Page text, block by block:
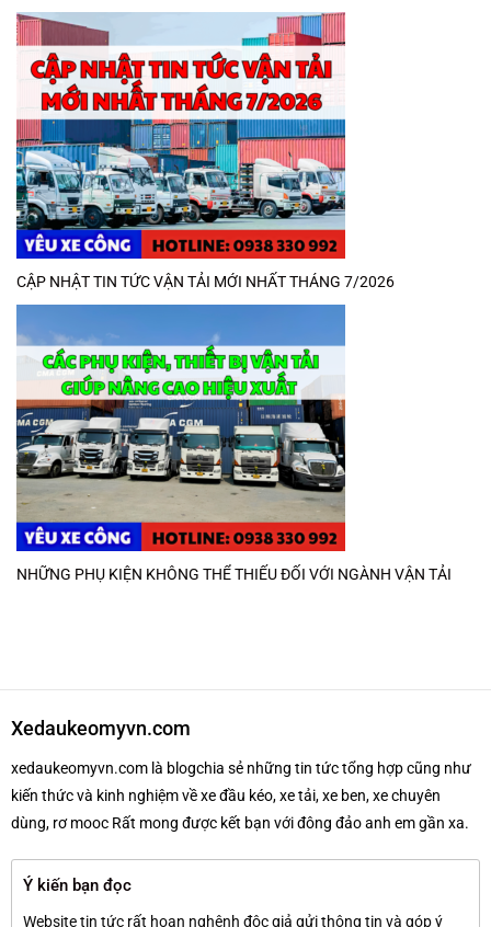
CẬP NHẬT TIN TỨC VẬN TẢI MỚI NHẤT THÁNG 7/2026
NHỮNG PHỤ KIỆN KHÔNG THỂ THIẾU ĐỐI VỚI NGÀNH VẬN TẢI
Xedaukeomyvn.com
xedaukeomyvn.com là blogchia sẻ những tin tức tổng hợp cũng như
kiến thức và kinh nghiệm về xe đầu kéo, xe tải, xe ben, xe chuyên
dùng, rơ mooc Rất mong được kết bạn với đông đảo anh em gần xa.
Ý kiến bạn đọc
Website tin tức rất hoan nghênh độc giả gửi thông tin và góp ý